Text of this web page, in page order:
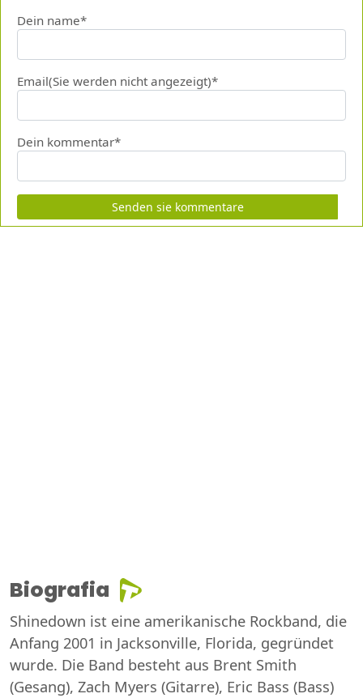
Dein name*
Email(Sie werden nicht angezeigt)*
Dein kommentar*
Senden sie kommentare
Biografia
Shinedown ist eine amerikanische Rockband, die
Anfang 2001 in Jacksonville, Florida, gegründet
wurde. Die Band besteht aus Brent Smith
(Gesang), Zach Myers (Gitarre), Eric Bass (Bass)